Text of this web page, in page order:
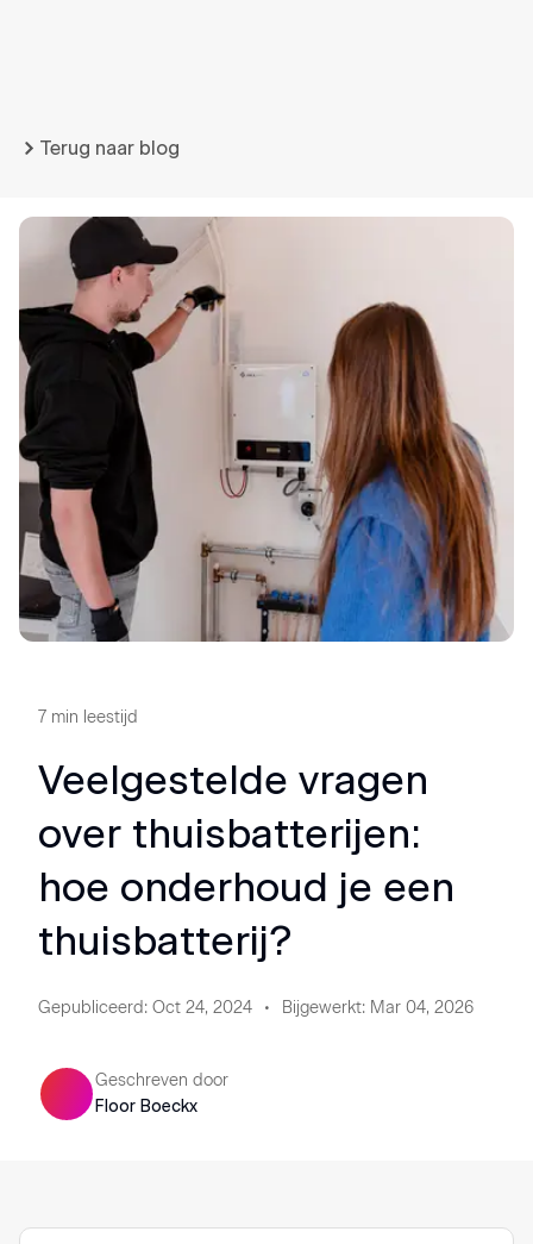
Terug naar blog
7 min leestijd
Veelgestelde vragen
over thuisbatterijen:
hoe onderhoud je een
thuisbatterij?
Gepubliceerd: Oct 24, 2024 Bijgewerkt: Mar 04, 2026
Geschreven door
Floor Boeckx